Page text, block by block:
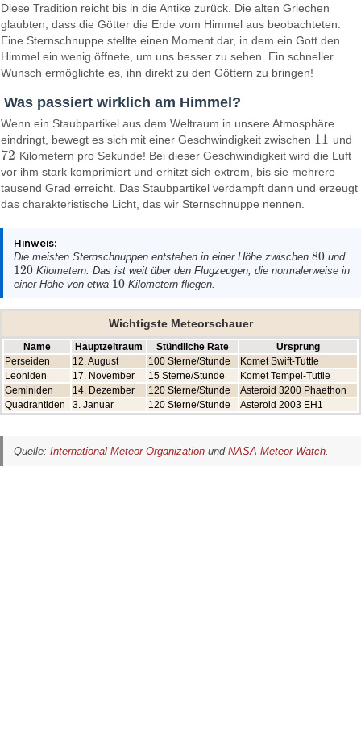
Diese Tradition reicht bis in die Antike zurück. Die alten Griechen
glaubten, dass die Götter die Erde vom Himmel aus beobachteten.
Eine Sternschnuppe stellte einen Moment dar, in dem ein Gott den
Himmel ein wenig öffnete, um uns besser zu sehen. Ein schneller
Wunsch ermöglichte es, ihn direkt zu den Göttern zu bringen!
Was passiert wirklich am Himmel?
Wenn ein Staubpartikel aus dem Weltraum in unsere Atmosphäre
eindringt, bewegt es sich mit einer Geschwindigkeit zwischen 11
11 und
72
72 Kilometern pro Sekunde! Bei dieser Geschwindigkeit wird die Luft
vor ihm stark komprimiert und erhitzt sich extrem, bis sie mehrere
tausend Grad erreicht. Das Staubpartikel verdampft dann und erzeugt
das charakteristische Licht, das wir Sternschnuppe nennen.
Hinweis:
Die meisten Sternschnuppen entstehen in einer Höhe zwischen 80
80 und
120
120 Kilometern. Das ist weit über den Flugzeugen, die normalerweise in
einer Höhe von etwa 10
10 Kilometern fliegen.
Wichtigste Meteorschauer
Name Hauptzeitraum Stündliche Rate
Ursprung
Perseiden
12. August 100 Sterne/Stunde
Komet Swift-Tuttle
Leoniden
17. November 15 Sterne/Stunde
Komet Tempel-Tuttle
Geminiden
14. Dezember 120 Sterne/Stunde
Asteroid 3200 Phaethon
Quadrantiden
3. Januar 120 Sterne/Stunde Asteroid 2003 EH1
Quelle: International Meteor Organizationund NASA Meteor Watch.